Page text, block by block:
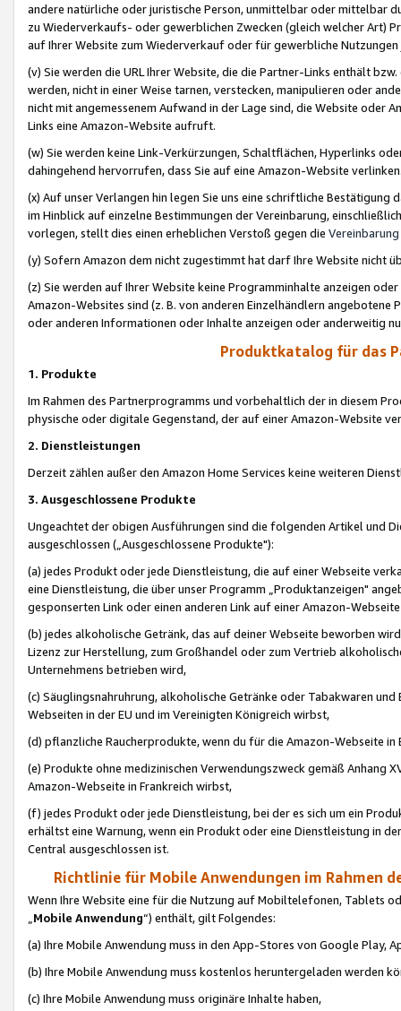
andere natürliche oder juristische Person, unmittelbar oder mittelbar
zu Wiederverkaufs- oder gewerblichen Zwecken (gleich welcher Art)
auf Ihrer Website zum Wiederverkauf oder für gewerbliche
(v) Sie werden die URL Ihrer Website, die die Partner-Links enthält
werden, nicht in einer Weise tarnen, verstecken, manipulieren oder
nicht mit angemessenem Aufwand in der Lage sind, die Website oder
Links eine Amazon-Website aufruft.
(w) Sie werden keine Link-Verkürzungen, Schaltflächen, Hyperlinks
dahingehend hervorrufen, dass Sie auf eine Amazon-Website
(x) Auf unser Verlangen hin legen Sie uns eine schriftliche
im Hinblick auf einzelne Bestimmungen der Vereinbarung,
vorlegen, stellt dies einen erheblichen Verstoß gegen die Vereinbarung
(y) Sofern Amazon dem nicht zugestimmt hat darf Ihre Website nicht
(z) Sie werden auf Ihrer Website keine Programminhalte anzeigen
Amazon-Websites sind (z. B. von anderen Einzelhändlern
oder anderen Informationen oder Inhalte anzeigen oder anderweitig
Produktkatalog für das
1. Produkte
Im Rahmen des Partnerprogramms und vorbehaltlich der in diesem
physische oder digitale Gegenstand, der auf einer Amazon-Website
2. Dienstleistungen
Derzeit zählen außer den Amazon Home Services keine weiteren
3. Ausgeschlossene Produkte
Ungeachtet der obigen Ausführungen sind die folgenden Artikel und
ausgeschlossen („Ausgeschlossene Produkte"):
(a) jedes Produkt oder jede Dienstleistung, die auf einer Webseite
eine Dienstleistung, die über unser Programm „Produktanzeigen"
gesponserten Link oder einen anderen Link auf einer Amazon-
(b) jedes alkoholische Getränk, das auf deiner Webseite beworben
Lizenz zur Herstellung, zum Großhandel oder zum Vertrieb
Unternehmens betrieben wird,
(c) Säuglingsnahruhrung, alkoholische Getränke oder Tabakwaren
Webseiten in der EU und im Vereinigten Königreich wirbst,
(d) pflanzliche Raucherprodukte, wenn du für die Amazon-Webseite in
(e) Produkte ohne medizinischen Verwendungszweck gemäß Anhang
Amazon-Webseite in Frankreich wirbst,
(f) jedes Produkt oder jede Dienstleistung, bei der es sich um ein
erhältst eine Warnung, wenn ein Produkt oder eine Dienstleistung in
Central ausgeschlossen ist.
Richtlinie für Mobile Anwendungen im Rahmen
Wenn Ihre Website eine für die Nutzung auf Mobiltelefonen, Tablets
„Mobile Anwendung“) enthält, gilt Folgendes:
(a) Ihre Mobile Anwendung muss in den App-Stores von Google Play,
(b) Ihre Mobile Anwendung muss kostenlos heruntergeladen werden
(c) Ihre Mobile Anwendung muss originäre Inhalte haben,